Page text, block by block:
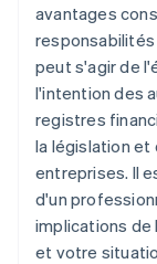
avantages
peut s'agir de
l'intention des
registres
la législation et
entreprises. Il
d'un
implications
et votre